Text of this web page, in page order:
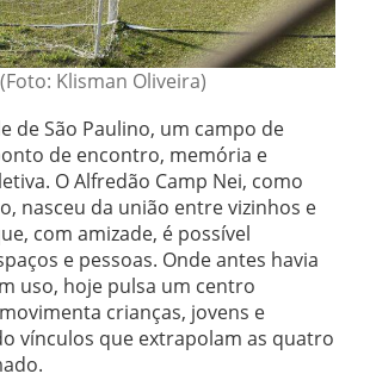
(Foto: Klisman Oliveira)
de São Paulino, um campo de
de encontro, memória e
O Alfredão Camp Nei, como
nasceu da união entre vizinhos e
com amizade, é possível
e pessoas. Onde antes havia
uso, hoje pulsa um centro
crianças, jovens e
vínculos que extrapolam as quatro